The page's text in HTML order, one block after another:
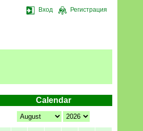
Вход Регистрация
Calendar